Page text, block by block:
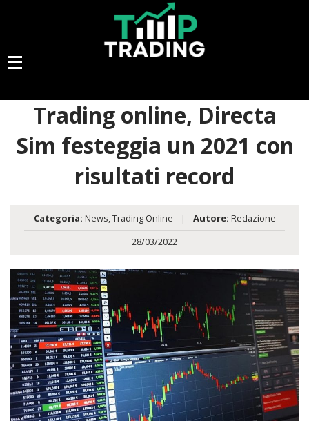
Trading online, Directa
Sim festeggia un 2021 con
risultati record
Categoria: News,Trading Online | Autore: Redazione
28/03/2022